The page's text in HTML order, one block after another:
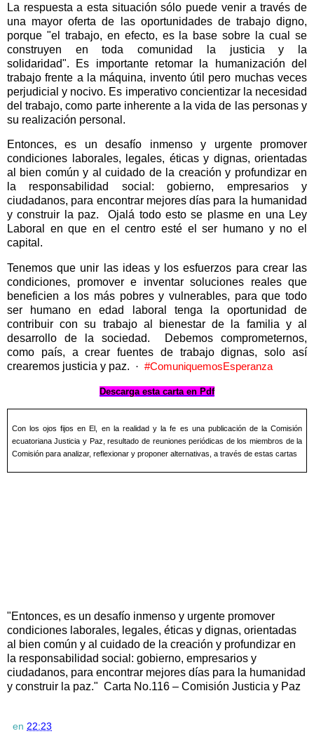
La respuesta a esta situación sólo puede venir a través de
una mayor oferta de las oportunidades de trabajo digno,
porque "el trabajo, en efecto, es la base sobre la cual se
construyen en toda comunidad la justicia y la
solidaridad".
Es importante retomar la humanización del
trabajo frente a la máquina, invento útil pero muchas veces
perjudicial y nocivo. Es imperativo concientizar la necesidad
del trabajo, como parte inherente a la vida de las personas y
su realización personal.
Entonces, es un desafío inmenso y urgente promover
condiciones laborales, legales, éticas y dignas, orientadas
al bien común y al cuidado de la creación y profundizar en
la responsabilidad social: gobierno, empresarios y
ciudadanos, para encontrar mejores días para la humanidad
y construir la paz.
Ojalá todo esto se plasme en una Ley
Laboral en que en el centro esté el ser humano y no el
capital.
Tenemos que unir las ideas y los esfuerzos para crear las
condiciones, promover e inventar soluciones reales que
beneficien a los más pobres y vulnerables, para que todo
ser humano en edad laboral tenga la oportunidad de
contribuir con su trabajo al bienestar de la familia y al
desarrollo de la sociedad.
Debemos comprometernos,
como país, a crear fuentes de trabajo dignas, solo así
crearemos justicia y paz. · #ComuniquemosEsperanza
Descarga esta carta en Pdf
Con los ojos fijos en El, en la realidad y la fe es una publicación de la Comisión
ecuatoriana Justicia y Paz, resultado de reuniones periódicas de los miembros de la
Comisión para analizar, reflexionar y proponer alternativas, a través de estas cartas
"Entonces, es un desafío inmenso y urgente promover
condiciones laborales, legales, éticas y dignas, orientadas
al bien común y al cuidado de la creación y profundizar en
la responsabilidad social: gobierno, empresarios y
ciudadanos, para encontrar mejores días para la humanidad
y construir la paz." Carta No.116 – Comisión Justicia y Paz
en 22:23